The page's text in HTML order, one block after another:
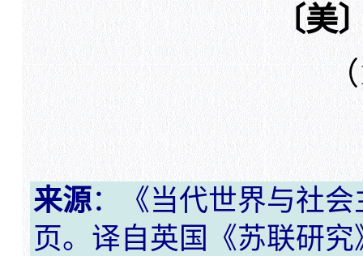
〔美
来源：《当代世界与社会
页。译自英国《苏联研